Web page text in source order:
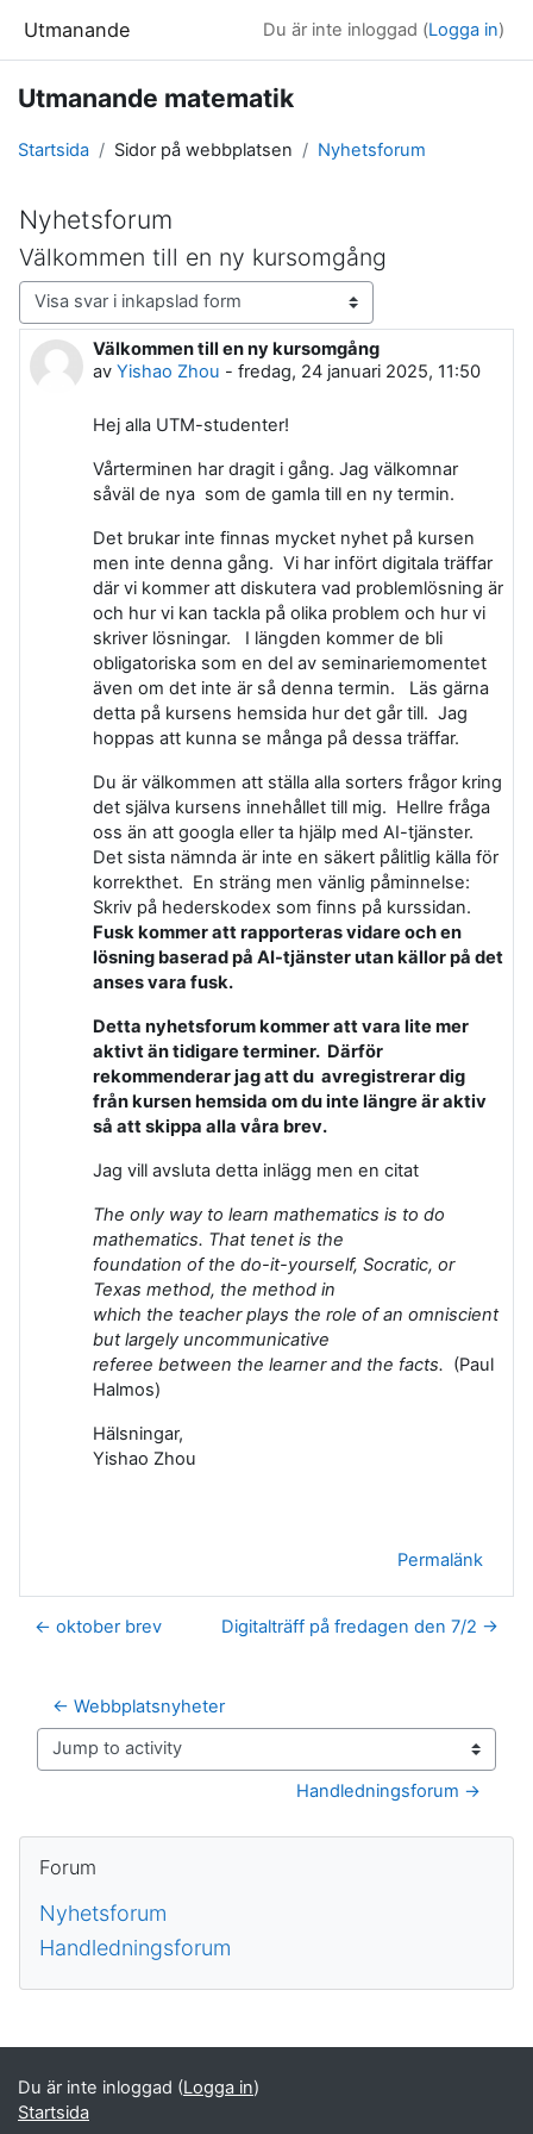
Utmanande Du är inte inloggad (Logga in)
Utmanande matematik
Startsida Sidor på webbplatsen Nyhetsforum
Nyhetsforum
Välkommen till en ny kursomgång
Visningsläge
Välkommen till en ny kursomgång
av Yishao Zhou - fredag, 24 januari 2025, 11:50
Antal svar: 0
Hej alla UTM-studenter!
Vårterminen har dragit i gång. Jag välkomnar
såväl de nya som de gamla till en ny termin.
Det brukar inte finnas mycket nyhet på kursen
men inte denna gång. Vi har infört digitala träffar
där vi kommer att diskutera vad problemlösning är
och hur vi kan tackla på olika problem och hur vi
skriver lösningar. I längden kommer de bli
obligatoriska som en del av seminariemomentet
även om det inte är så denna termin. Läs gärna
detta på kursens hemsida hur det går till. Jag
hoppas att kunna se många på dessa träffar.
Du är välkommen att ställa alla sorters frågor kring
det själva kursens innehållet till mig. Hellre fråga
oss än att googla eller ta hjälp med AI-tjänster.
Det sista nämnda är inte en säkert pålitlig källa för
korrekthet. En sträng men vänlig påminnelse:
Skriv på hederskodex som finns på kurssidan.
Fusk kommer att rapporteras vidare och en
lösning baserad på AI-tjänster utan källor på det
anses vara fusk.
Detta nyhetsforum kommer att vara lite mer
aktivt än tidigare terminer. Därför
rekommenderar jag att du avregistrerar dig
från kursen hemsida om du inte längre är aktiv
så att skippa alla våra brev.
Jag vill avsluta detta inlägg men en citat
The only way to learn mathematics is to do
mathematics. That tenet is the
foundation of the do-it-yourself, Socratic, or
Texas method, the method in
which the teacher plays the role of an omniscient
but largely uncommunicative
referee between the learner and the facts. (Paul
Halmos)
Hälsningar,
Yishao Zhou
Permalänk
← oktober brev Digitalträff på fredagen den 7/2 →
← Webbplatsnyheter
Jump to activity
Handledningsforum →
Block
Forum
Nyhetsforum
Handledningsforum
Kompletterande block
Du är inte inloggad (Logga in)
Startsida